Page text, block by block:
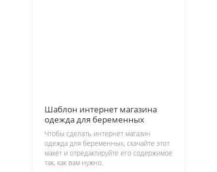
Шаблон интернет магазина
одежда для беременных
Чтобы сделать интернет магазин
одежда для беременных, скачайте этот
макет и отредактируйте его содержимое
так, как вам нужно.